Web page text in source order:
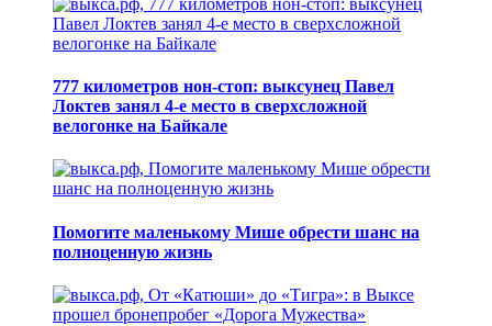
777 километров нон-стоп: выксунец Павел
Локтев занял 4-е место в сверхсложной
велогонке на Байкале
Помогите маленькому Мише обрести шанс на
полноценную жизнь